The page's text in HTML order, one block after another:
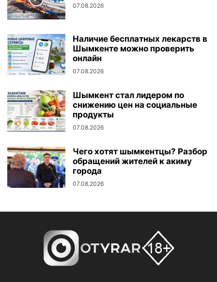
07.08.2026
Наличие бесплатных лекарств в
Шымкенте можно проверить
онлайн
07.08.2026
Шымкент стал лидером по
снижению цен на социальные
продукты
07.08.2026
Чего хотят шымкентцы? Разбор
обращений жителей к акиму
города
07.08.2026